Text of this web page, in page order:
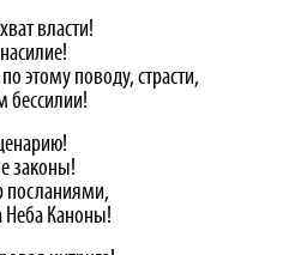
власти!
этому поводу, страсти,
бессилии!
законы!
посланиями,
Неба Каноны!